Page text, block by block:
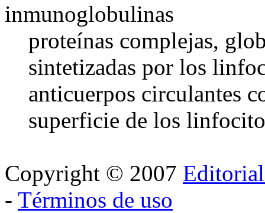
inmunoglobulinas
proteínas complejas,
sintetizadas por los
anticuerpos circulantes
superficie de los
Copyright © 2007
- Términos de uso